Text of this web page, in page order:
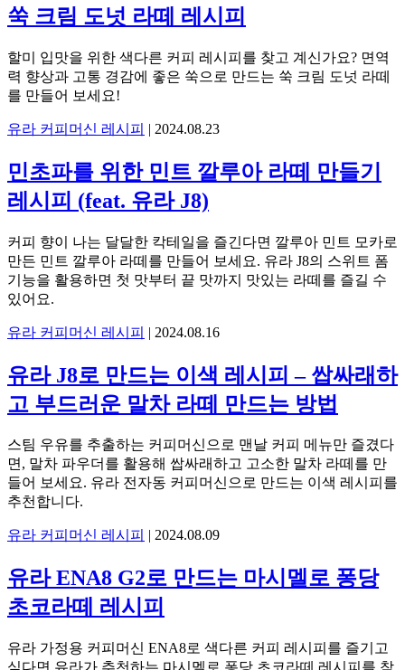
쑥 크림 도넛 라떼 레시피
할미 입맛을 위한 색다른 커피 레시피를 찾고 계신가요? 면역
력 향상과 고통 경감에 좋은 쑥으로 만드는 쑥 크림 도넛 라떼
를 만들어 보세요!
유라 커피머신 레시피 | 2024.08.23
민초파를 위한 민트 깔루아 라떼 만들기
레시피 (feat. 유라 J8)
커피 향이 나는 달달한 칵테일을 즐긴다면 깔루아 민트 모카로
만든 민트 깔루아 라떼를 만들어 보세요. 유라 J8의 스위트 폼
기능을 활용하면 첫 맛부터 끝 맛까지 맛있는 라떼를 즐길 수
있어요.
유라 커피머신 레시피 | 2024.08.16
유라 J8로 만드는 이색 레시피 – 쌉싸래하
고 부드러운 말차 라떼 만드는 방법
스팀 우유를 추출하는 커피머신으로 맨날 커피 메뉴만 즐겼다
면, 말차 파우더를 활용해 쌉싸래하고 고소한 말차 라떼를 만
들어 보세요. 유라 전자동 커피머신으로 만드는 이색 레시피를
추천합니다.
유라 커피머신 레시피 | 2024.08.09
유라 ENA8 G2로 만드는 마시멜로 퐁당
초코라떼 레시피
유라 가정용 커피머신 ENA8로 색다른 커피 레시피를 즐기고